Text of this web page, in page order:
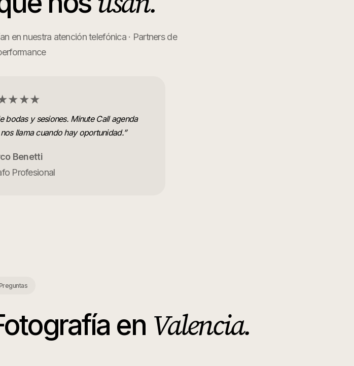
en nuestra atención telefónica · Partners de
bodas y sesiones. Minute Call agenda
llama cuando hay oportunidad.”
Benetti
Profesional
en Valencia.